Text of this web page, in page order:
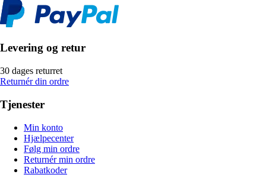
Levering og retur
30 dages returret
Returnér din ordre
Tjenester
Min konto
Hjælpecenter
Følg min ordre
Returnér min ordre
Rabatkoder